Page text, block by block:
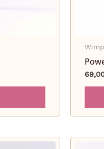
Dieses
weist
Varianten